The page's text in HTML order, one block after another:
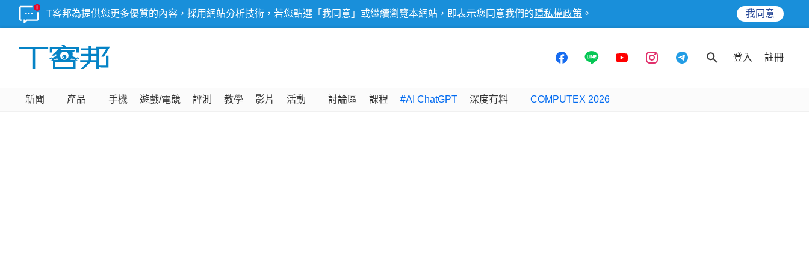
T客邦為提供您更多優質的內容，採用網站分析技術，若您點選「我同意」或繼續瀏覽本網站，即表示您同意我們的 隱私權政策 。 我同意
登入 註冊
新聞 產品 手機 遊戲/電競 評測 教學 影片 活動 討論區 課程 #AI ChatGPT 深度有料 COMPUTEX 2026